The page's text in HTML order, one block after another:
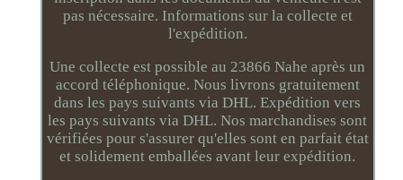
pas nécessaire. Informations sur la collecte et
l'expédition.
Une collecte est possible au 23866 Nahe après un
accord téléphonique. Nous livrons gratuitement
dans les pays suivants via DHL. Expédition vers
les pays suivants via DHL. Nos marchandises sont
vérifiées pour s'assurer qu'elles sont en parfait état
et solidement emballées avant leur expédition.